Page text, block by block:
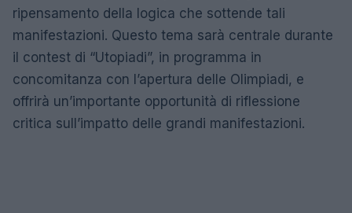
ripensamento della logica che sottende tali
manifestazioni. Questo tema sarà centrale durante
il contest di “Utopiadi”, in programma in
concomitanza con l’apertura delle Olimpiadi, e
offrirà un’importante opportunità di riflessione
critica sull’impatto delle grandi manifestazioni.